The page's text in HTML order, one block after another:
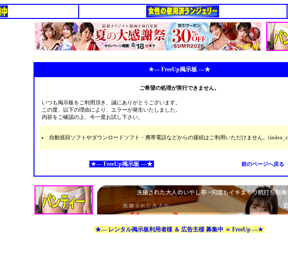
★--- FreeUp掲示板 ---★
ご希望の処理が実行できません。
いつも掲示板をご利用頂き、誠にありがとうございます。
この度、以下の理由により、エラーが発生いたしました。
内容をご確認の上、今一度お試し下さい。
自動巡回ソフトやダウンロードソフト・携帯電話などからの接続はご利用いただけません。
★--- FreeUp掲示板 ---★ 前のページへ戻る
★--- レンタル掲示板利用者様 ＆ 広告主様 募集中 ＝ FreeUp ---★